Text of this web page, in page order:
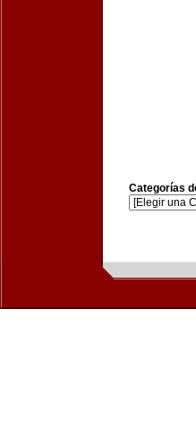
Categorías